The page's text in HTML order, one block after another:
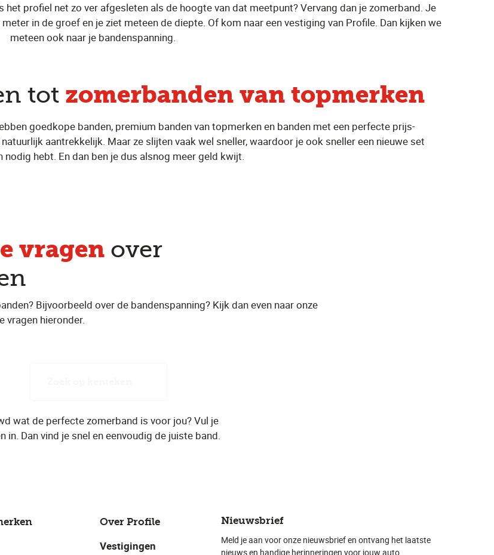
profiel net zo ver afgesleten als de hoogte van dat meetpunt? Vervang dan je zomerband. Je
in de groef en je ziet meteen de diepte. Of kom naar een vestiging van Profile. Dan kijken we
meteen ook naar je bandenspanning.
tot zomerbanden van topmerken
goedkope banden, premium banden van topmerken en banden met een perfecte prijs-
aantrekkelijk. Maar ze slijten vaak wel sneller, waardoor je ook sneller een nieuwe set
nodig hebt. En dan ben je dus alsnog meer geld kwijt.
vragen over
Bijvoorbeeld over de bandenspanning? Kijk dan even naar onze
vragen hieronder.
wat de perfecte zomerband is voor jou? Vul je
in. Dan vind je snel en eenvoudig de juiste band.
Over Profile
Vestigingen
Nieuwsbrief
Meld je aan voor onze nieuwsbrief en ontvang het laatste
nieuws en handige herinneringen voor jouw auto.